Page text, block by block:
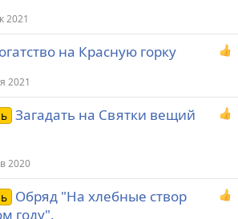
2021
на Красную горку
2021
Загадать на Святки вещий
2020
Обряд "На хлебные створ
году".